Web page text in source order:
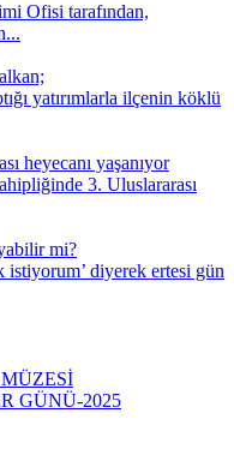
Ofisi tarafından,
yatırımlarla ilçenin köklü
heyecanı yaşanıyor
3. Uluslararası
mi?
diyerek ertesi gün
GÜNÜ-2025